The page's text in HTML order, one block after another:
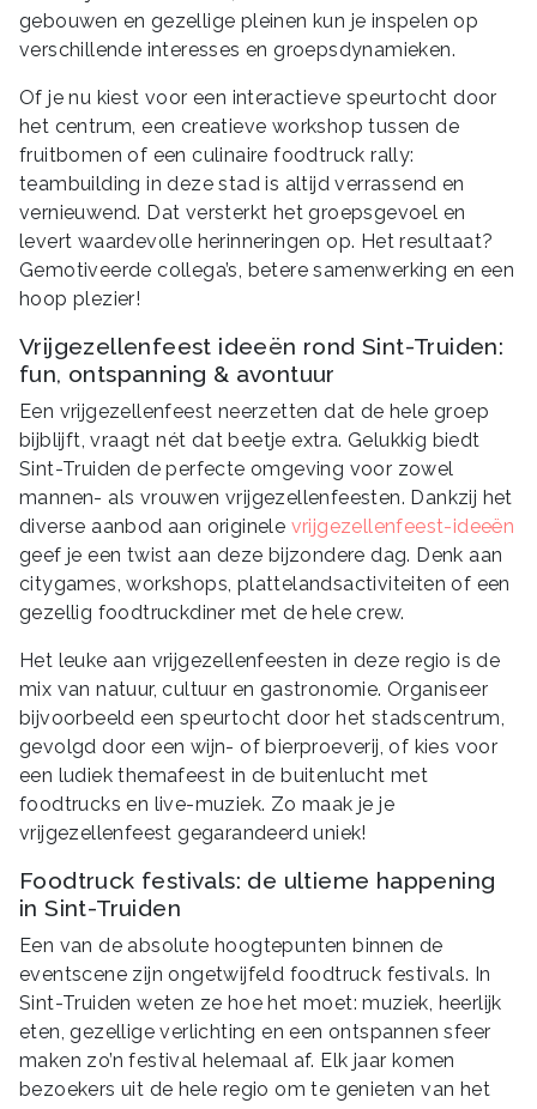
gebouwen en gezellige pleinen kun je inspelen op
verschillende interesses en groepsdynamieken.
Of je nu kiest voor een interactieve speurtocht door
het centrum, een creatieve workshop tussen de
fruitbomen of een culinaire foodtruck rally:
teambuilding in deze stad is altijd verrassend en
vernieuwend. Dat versterkt het groepsgevoel en
levert waardevolle herinneringen op. Het resultaat?
Gemotiveerde collega’s, betere samenwerking en een
hoop plezier!
Vrijgezellenfeest ideeën rond Sint-Truiden:
fun, ontspanning & avontuur
Een vrijgezellenfeest neerzetten dat de hele groep
bijblijft, vraagt nét dat beetje extra. Gelukkig biedt
Sint-Truiden de perfecte omgeving voor zowel
mannen- als vrouwen vrijgezellenfeesten. Dankzij het
diverse aanbod aan originele vrijgezellenfeest-ideeën
geef je een twist aan deze bijzondere dag. Denk aan
citygames, workshops, plattelandsactiviteiten of een
gezellig foodtruckdiner met de hele crew.
Het leuke aan vrijgezellenfeesten in deze regio is de
mix van natuur, cultuur en gastronomie. Organiseer
bijvoorbeeld een speurtocht door het stadscentrum,
gevolgd door een wijn- of bierproeverij, of kies voor
een ludiek themafeest in de buitenlucht met
foodtrucks en live-muziek. Zo maak je je
vrijgezellenfeest gegarandeerd uniek!
Foodtruck festivals: de ultieme happening
in Sint-Truiden
Een van de absolute hoogtepunten binnen de
eventscene zijn ongetwijfeld foodtruck festivals. In
Sint-Truiden weten ze hoe het moet: muziek, heerlijk
eten, gezellige verlichting en een ontspannen sfeer
maken zo’n festival helemaal af. Elk jaar komen
bezoekers uit de hele regio om te genieten van het